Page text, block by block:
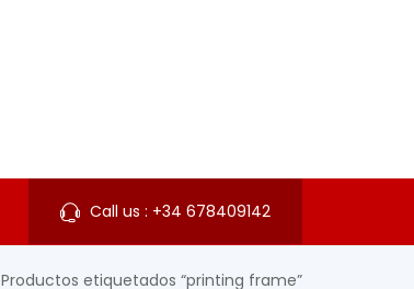
Call us : +34 678409142
Productos etiquetados “printing frame”